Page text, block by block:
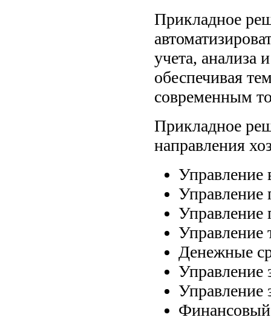
Прикладное
учета, анализа
обеспечивая
современным
Прикладное
направления
Управление
Управление
Управление
Управление
Денежные
Управление
Управление
Финансовый